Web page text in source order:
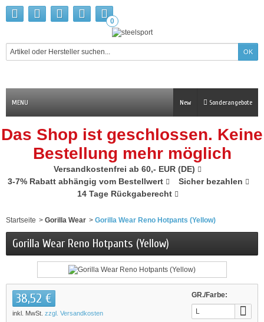
0
MENU Sonderangebote
New
Das Shop ist geschlossen. Keine
Bestellung mehr möglich
Versandkostenfrei ab 60,- EUR (DE)
3-7% Rabatt abhängig vom Bestellwert
Sicher bezahlen
14 Tage Rückgaberecht
Startseite > Gorilla Wear > Gorilla Wear Reno Hotpants (Yellow)
Gorilla Wear Reno Hotpants (Yellow)
GR./Farbe:
L
38,52 €
inkl. MwSt. zzgl. Versandkosten